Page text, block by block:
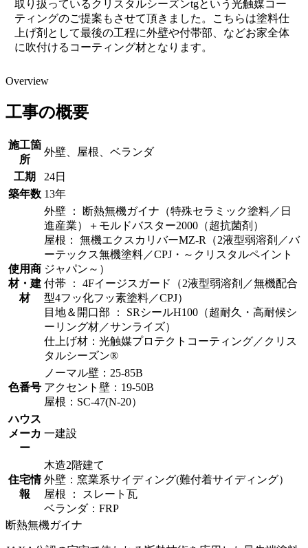
取り扱っているクリスタルシーズンtgという光触媒コー
ティングのご提案もさせて頂きました。こちらは塗料仕
上げ剤として最後の工程に外壁や付帯部、などお家全体
に吹付けるコーティング材となります。
Overview
工事の概要
施工箇
所
外壁、屋根、ベランダ
工期
24日
築年数 13年
使用商
材・建
材
外壁 ： 断熱無機ガイナ（特殊セラミック塗料／日
進産業）＋モルドバスター2000（超抗菌剤）
屋根： 無機エクスカリバーMZ-R（2液型弱溶剤／バ
ーテックス無機塗料／CPJ・～クリスタルペイント
ジャパン～）
付帯 ： 4Fイージスガード（2液型弱溶剤／無機配合
型4フッ化フッ素塗料／CPJ）
目地＆開口部 ： SRシールH100（超耐久・高耐候シ
ーリング材／サンライズ）
仕上げ材：光触媒プロテクトコーティング／クリス
タルシーズン®
色番号
ノーマル壁：25-85B
アクセント壁：19-50B
屋根：SC-47(N-20）
ハウス
メーカ
ー
一建設
住宅情
報
木造2階建て
外壁：窯業系サイディング(難付着サイディング）
屋根 ： スレート瓦
ベランダ：FRP
断熱無機ガイナ